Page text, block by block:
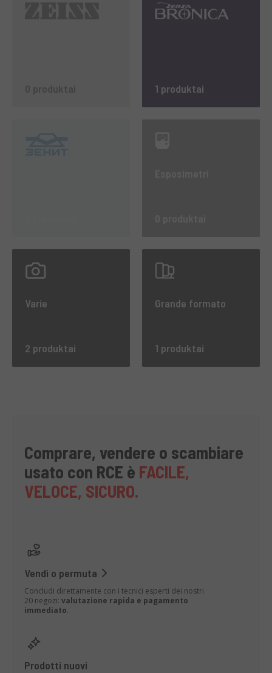
1 produktai
Varie
2 produktai
Grande formato
1 produktai
Comprare, vendere o scambiare
usato con RCE è FACILE,
VELOCE, SICURO.
Vendi o permuta
Concludi direttamente con i tecnici esperti dei nostri
20 negozi: valutazione rapida e pagamento
immediato.
Prodotti nuovi